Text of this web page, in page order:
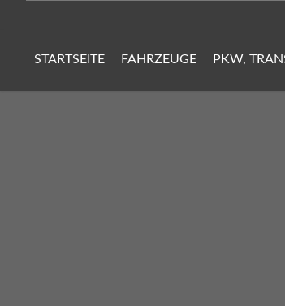
STARTSEITE FAHRZEUGE PKW,